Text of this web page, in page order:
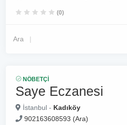
(0)
Ara
NÖBETÇI
Saye Eczanesi
İstanbul - Kadıköy
902163608593 (Ara)